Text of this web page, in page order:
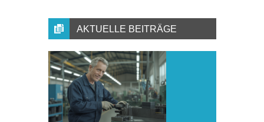
AKTUELLE BEITRÄGE